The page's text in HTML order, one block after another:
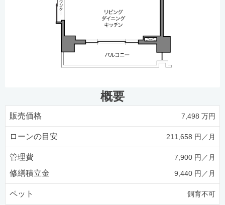
概要
販売価格 7,498 万円
ローンの目安 211,658 円／月
管理費 7,900 円／月
修繕積立金 9,440 円／月
ペット 飼育不可